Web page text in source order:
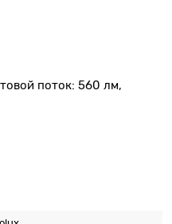
поток: 560 лм,